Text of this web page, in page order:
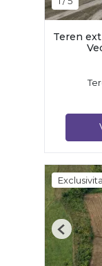
Teren
Previous